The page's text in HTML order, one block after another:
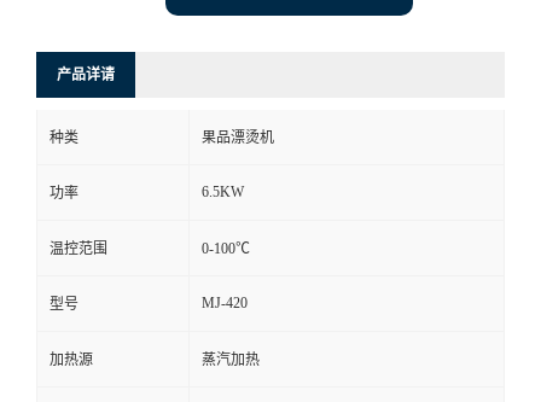
产品详请
种类 果品漂烫机
功率 6.5KW
温控范围 0-100℃
型号 MJ-420
加热源 蒸汽加热